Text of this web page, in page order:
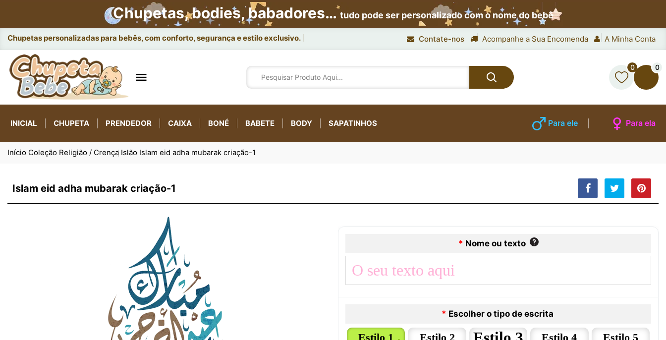
Chupetas, bodies, babadores…tudo pode ser personalizado com o nome do bebê
Chupetas personalizadas para bebês, com conforto, segurança e estilo exclusivo. Contate-nos Acompanhe a Sua Encomenda A Minha Conta

0 0
INICIAL CHUPETA PRENDEDOR CAIXA BONÉ BABETE BODY SAPATINHOS Para ele Para ela
Início Coleção Religião / Crença Islão Islam eid adha mubarak criação-1
Islam eid adha mubarak criação-1
* Nome ou texto
* Escolher o tipo de escrita
Estilo 1 Estilo 2 Estilo 4 Estilo 5